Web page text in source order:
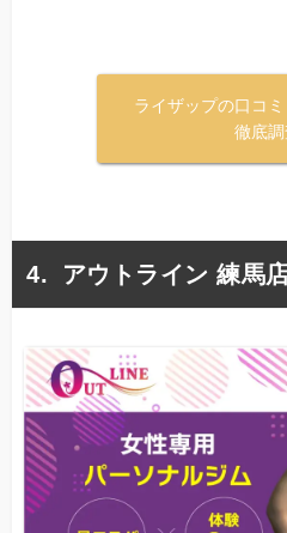
ライザップの口コ
徹底調
アウトライン 練馬